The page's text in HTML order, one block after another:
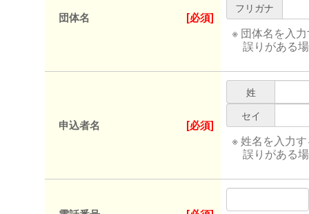
団体名 [必須]
フリガナ
※ 団体名を入
誤りがある
申込者名 [必須]
姓
セイ
※ 姓名を入力
誤りがある